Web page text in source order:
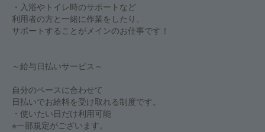
・入浴やトイレ時のサポートなど
利用者の方と一緒に作業をしたり、
サポートすることがメインのお仕事です！
～給与日払いサービス～
自分のペースに合わせて
日払いでお給料を受け取れる制度です。
・使いたい日だけ利用可能
※一部規定がございます。